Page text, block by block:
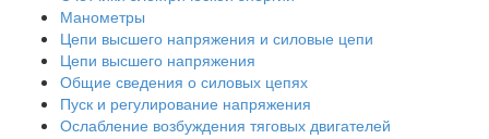
Манометры
Цепи высшего напряжения и силовые цепи
Цепи высшего напряжения
Общие сведения о силовых цепях
Пуск и регулирование напряжения
Ослабление возбуждения тяговых двигателей